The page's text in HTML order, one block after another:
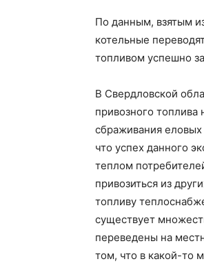
По данным, взятым
котельные
топливом успешно
В Свердловской
привозного
сбраживания
что успех данного
теплом
привозиться из
топливу
существует
переведены на
том, что в какой-то